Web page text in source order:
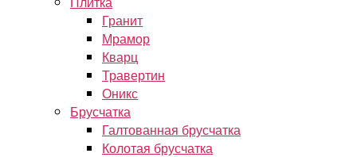
Гранит
Мрамор
Кварц
Травертин
Оникс
Брусчатка
Галтованная брусчатка
Колотая брусчатка